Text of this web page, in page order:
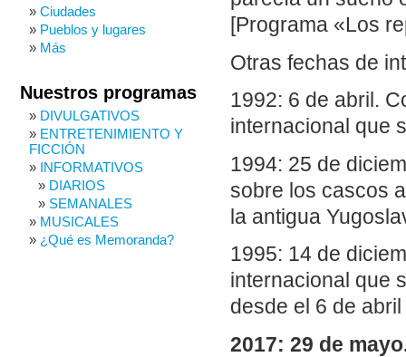
[Programa «Los
Otras fechas de
1992: 6 de abril.
internacional que
1994: 25 de
sobre los cascos
la antigua
1995: 14 de
internacional que
desde el 6 de
2017: 29 de
Ciudades
Pueblos y lugares
Más
Nuestros programas
DIVULGATIVOS
ENTRETENIMIENTO Y
FICCIÓN
INFORMATIVOS
DIARIOS
SEMANALES
MUSICALES
¿Qué es Memoranda?